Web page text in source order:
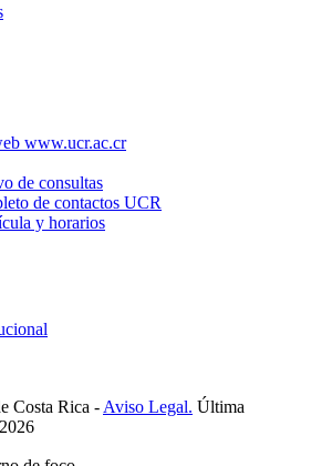
www.ucr.ac.cr
de consultas
de contactos UCR
y horarios
Costa Rica - Aviso Legal. Última